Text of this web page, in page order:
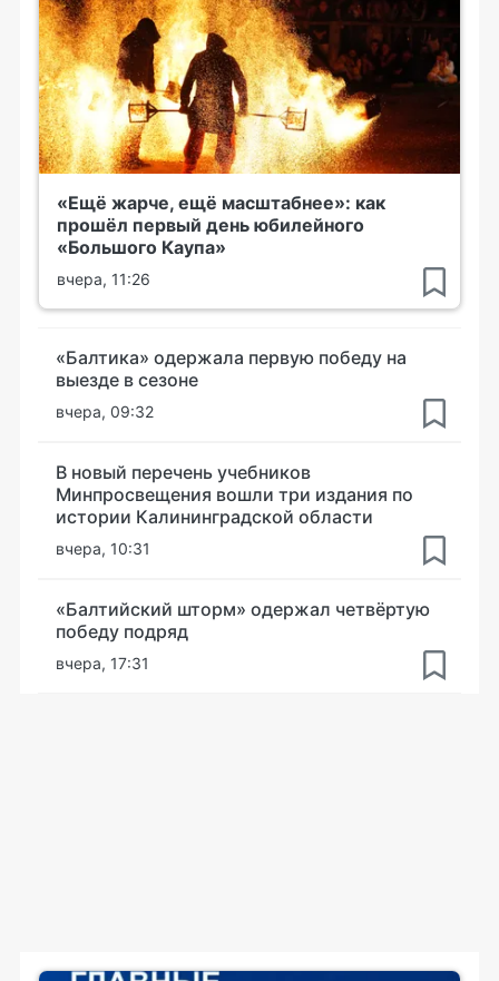
«Ещё жарче, ещё масштабнее»: как
прошёл первый день юбилейного
«Большого Каупа»
вчера, 11:26
«Балтика» одержала первую победу на
выезде в сезоне
вчера, 09:32
В новый перечень учебников
Минпросвещения вошли три издания по
истории Калининградской области
вчера, 10:31
«Балтийский шторм» одержал четвёртую
победу подряд
вчера, 17:31